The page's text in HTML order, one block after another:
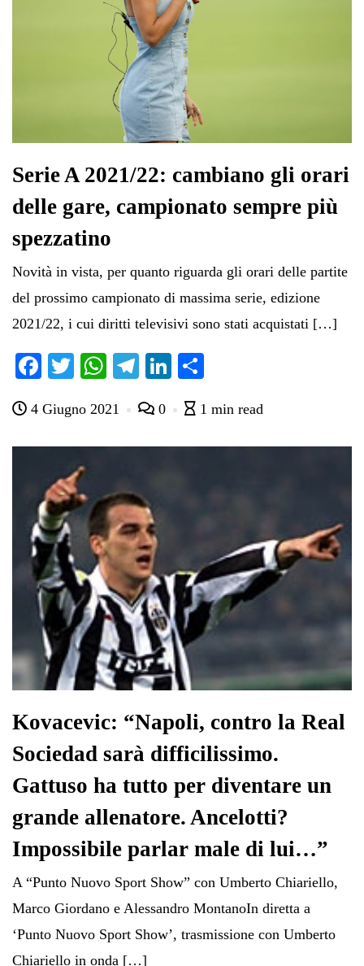
Serie A 2021/22: cambiano gli orari
delle gare, campionato sempre più
spezzatino
Novità in vista, per quanto riguarda gli orari delle partite
del prossimo campionato di massima serie, edizione
2021/22, i cui diritti televisivi sono stati acquistati […]
Fa
bo
ok
T
tte
r
W
ts
A
Te
gr
a
Li
ed
In
di
vi
4 Giugno 2021 0 1 min read
Kovacevic: “Napoli, contro la Real
Sociedad sarà difficilissimo.
Gattuso ha tutto per diventare un
grande allenatore. Ancelotti?
Impossibile parlar male di lui…”
A “Punto Nuovo Sport Show” con Umberto Chiariello,
Marco Giordano e Alessandro MontanoIn diretta a
‘Punto Nuovo Sport Show’, trasmissione con Umberto
Chiariello in onda […]